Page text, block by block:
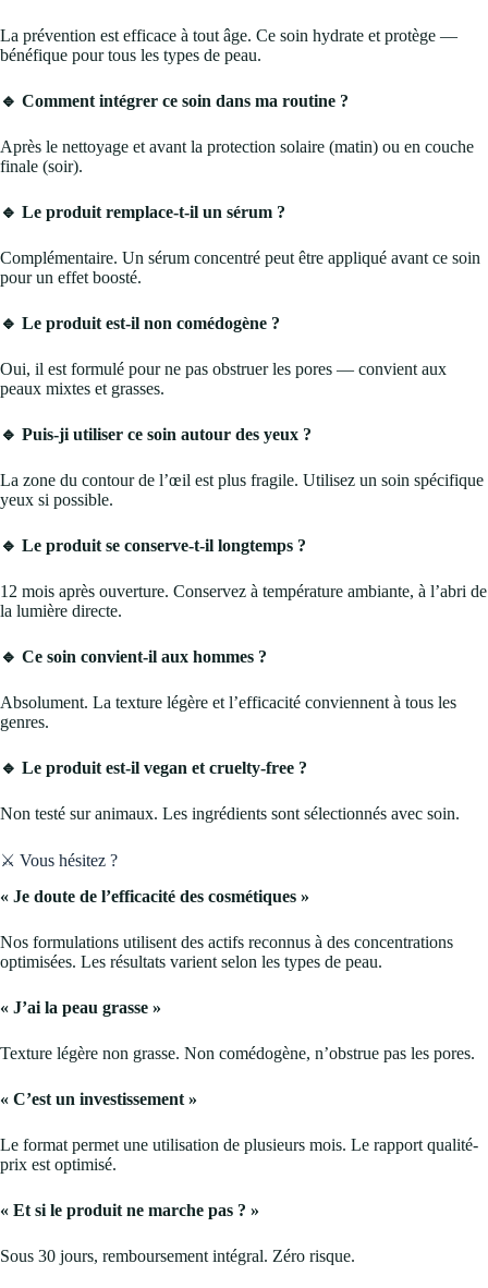
La prévention est efficace à tout âge. Ce soin hydrate et protège —
bénéfique pour tous les types de peau.
🔹 Comment intégrer ce soin dans ma routine ?
Après le nettoyage et avant la protection solaire (matin) ou en couche
finale (soir).
🔹 Le produit remplace-t-il un sérum ?
Complémentaire. Un sérum concentré peut être appliqué avant ce soin
pour un effet boosté.
🔹 Le produit est-il non comédogène ?
Oui, il est formulé pour ne pas obstruer les pores — convient aux
peaux mixtes et grasses.
🔹 Puis-ji utiliser ce soin autour des yeux ?
La zone du contour de l’œil est plus fragile. Utilisez un soin spécifique
yeux si possible.
🔹 Le produit se conserve-t-il longtemps ?
12 mois après ouverture. Conservez à température ambiante, à l’abri de
la lumière directe.
🔹 Ce soin convient-il aux hommes ?
Absolument. La texture légère et l’efficacité conviennent à tous les
genres.
🔹 Le produit est-il vegan et cruelty-free ?
Non testé sur animaux. Les ingrédients sont sélectionnés avec soin.
⚔️ Vous hésitez ?
« Je doute de l’efficacité des cosmétiques »
Nos formulations utilisent des actifs reconnus à des concentrations
optimisées. Les résultats varient selon les types de peau.
« J’ai la peau grasse »
Texture légère non grasse. Non comédogène, n’obstrue pas les pores.
« C’est un investissement »
Le format permet une utilisation de plusieurs mois. Le rapport qualité-
prix est optimisé.
« Et si le produit ne marche pas ? »
Sous 30 jours, remboursement intégral. Zéro risque.